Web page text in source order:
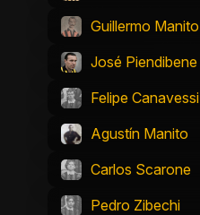
Guillermo Manito
José Piendibene
Felipe Canavessi
Agustín Manito
Carlos Scarone
Pedro Zibechi